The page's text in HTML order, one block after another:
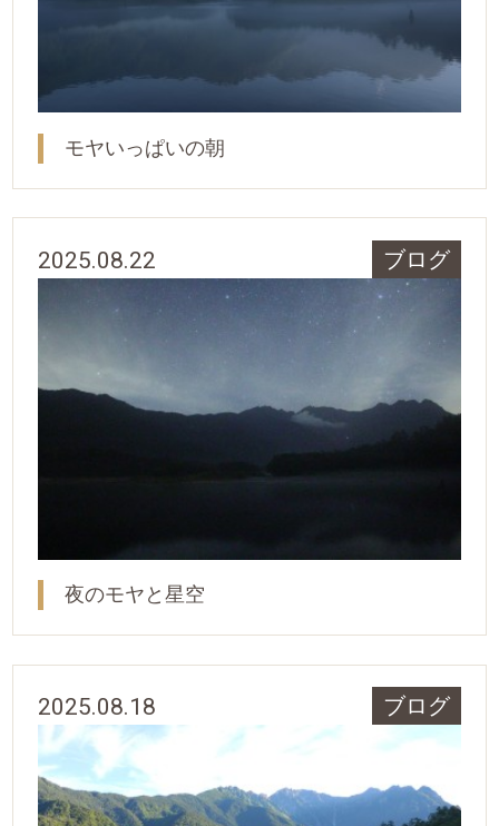
モヤいっぱいの朝
2025.08.22 ブログ
夜のモヤと星空
2025.08.18 ブログ